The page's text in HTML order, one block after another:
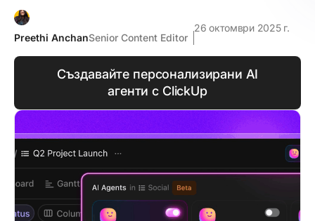
Preethi AnchanSenior Content Editor
26 октомври 2025 г.
Създавайте персонализирани AI
агенти с ClickUp